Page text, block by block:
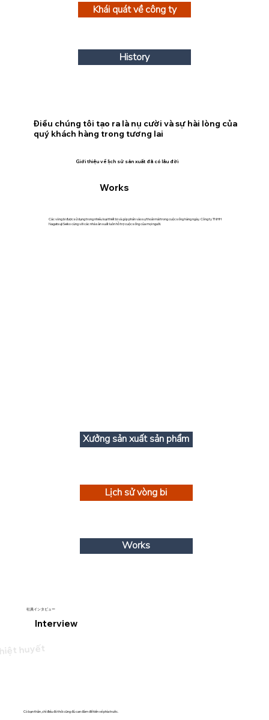
Khái quát về công ty
History
Điều chúng tôi tạo ra là nụ cười và sự hài lòng của
quý khách hàng trong tương lai
Giới thiệu về lịch sử sản xuất đã có lâu đời
Works
Các vòng bi được sử dụng trong nhiều loại thiết bị và góp phần vào sự thoải mái trong cuộc sống hàng ngày. Công ty TNHH
Nagatsuji Seiko cùng với các nhà sản xuất luôn hỗ trợ cuộc sống của mọi người.
Works
Lịch sử vòng bi
Xưởng sản xuất sản phẩm
Interview
社員インタビュー
huyết
Có bạn thân ,chỉ điều đó thôi cũng đủ can đảm để tiến về phía trước.